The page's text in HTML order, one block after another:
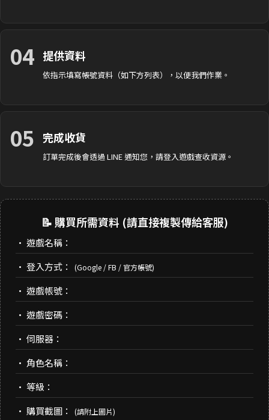
04 提供資料
依指示填寫帳號資料（如下方列表），以便我們作業。
05 完成收貨
訂單完成後會透過 LINE 通知您，請登入遊戲查收資源。
📝 購買所需資料 (請直接複製傳給客服)
• 遊戲名稱：
• 登入方式：
(Google / FB / 官方帳號)
• 遊戲帳號：
• 遊戲密碼：
• 伺服器：
• 角色名稱：
• 等級：
• 購買截圖：
(請附上圖片)